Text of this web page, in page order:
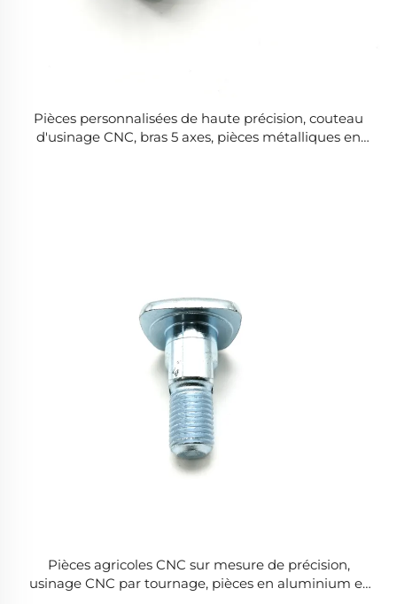
Pièces personnalisées de haute précision, couteau
d'usinage CNC, bras 5 axes, pièces métalliques en
Pièces agricoles CNC sur mesure de précision,
usinage CNC par tournage, pièces en aluminium et